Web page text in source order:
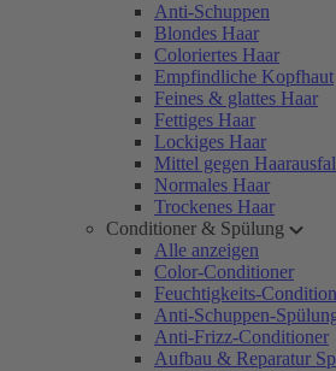
Anti-Schuppen
Blondes Haar
Coloriertes Haar
Empfindliche Kopfhaut
Feines & glattes Haar
Fettiges Haar
Lockiges Haar
Mittel gegen
Normales Haar
Trockenes Haar
Conditioner & Spülung
Alle anzeigen
Color-Conditioner
Feuchtigkeits-
Anti-Schuppen-
Anti-Frizz-Conditioner
Aufbau & Reparatur